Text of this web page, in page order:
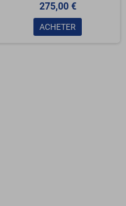
275,00 €
ACHETER